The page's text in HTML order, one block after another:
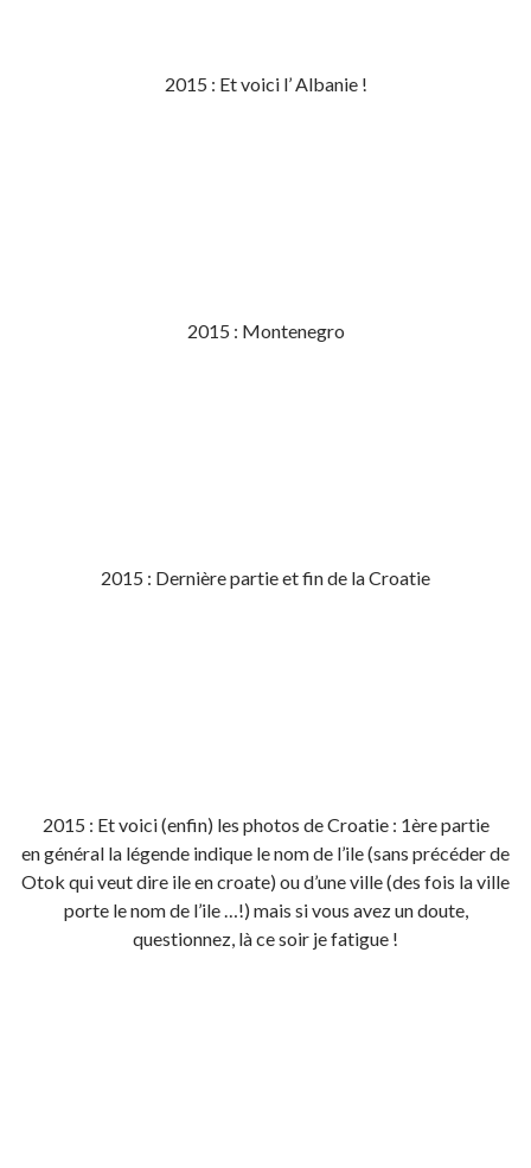
2015 : Et voici l’ Albanie !
2015 : Montenegro
2015 : Dernière partie et fin de la Croatie
2015 : Et voici (enfin) les photos de Croatie : 1ère partie
en général la légende indique le nom de l’ile (sans précéder de
Otok qui veut dire ile en croate) ou d’une ville (des fois la ville
porte le nom de l’ile …!) mais si vous avez un doute,
questionnez, là ce soir je fatigue !